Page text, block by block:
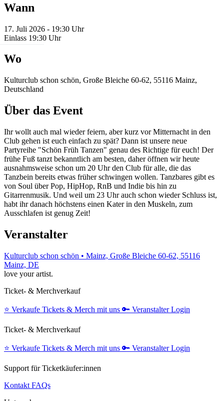
Wann
17. Juli 2026 - 19:30 Uhr
Einlass 19:30 Uhr
Wo
Kulturclub schon schön, Große Bleiche 60-62, 55116 Mainz,
Deutschland
Über das Event
Ihr wollt auch mal wieder feiern, aber kurz vor Mitternacht in den
Club gehen ist euch einfach zu spät? Dann ist unsere neue
Partyreihe "Schön Früh Tanzen" genau des Richtige für euch! Der
frühe Fuß tanzt bekanntlich am besten, daher öffnen wir heute
ausnahmsweise schon um 20 Uhr den Club für alle, die das
Tanzbein bereits etwas früher schwingen wollen. Tanzbares gibt es
von Soul über Pop, HipHop, RnB und Indie bis hin zu
Gitarrenmusik. Und weil um 23 Uhr auch schon wieder Schluss ist,
habt ihr danach höchstens einen Kater in den Muskeln, zum
Ausschlafen ist genug Zeit!
Veranstalter
Kulturclub schon schön • Mainz, Große Bleiche 60-62, 55116
Mainz, DE
love your artist.
Ticket- & Merchverkauf
⭐️ Verkaufe Tickets & Merch mit uns 🔑 Veranstalter Login
Ticket- & Merchverkauf
⭐️ Verkaufe Tickets & Merch mit uns 🔑 Veranstalter Login
Support für Ticketkäufer:innen
Kontakt FAQs